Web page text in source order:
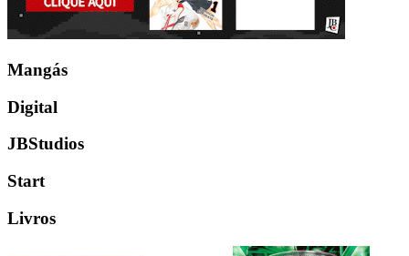
Mangás
Digital
JBStudios
Start
Livros